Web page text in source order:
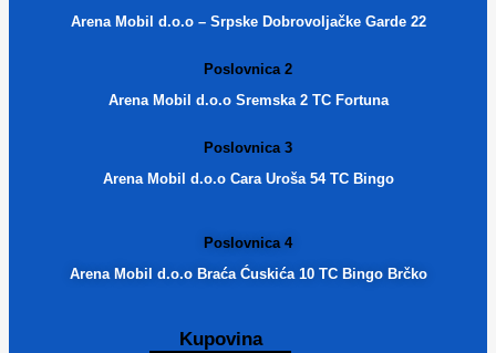
Arena Mobil d.o.o – Srpske Dobrovoljačke Garde 22
Poslovnica 2
Arena Mobil d.o.o Sremska 2 TC Fortuna
Poslovnica 3
Arena Mobil d.o.o Cara Uroša 54 TC Bingo
Poslovnica 4
Arena Mobil d.o.o Braća Ćuskića 10 TC Bingo Brčko
Kupovina